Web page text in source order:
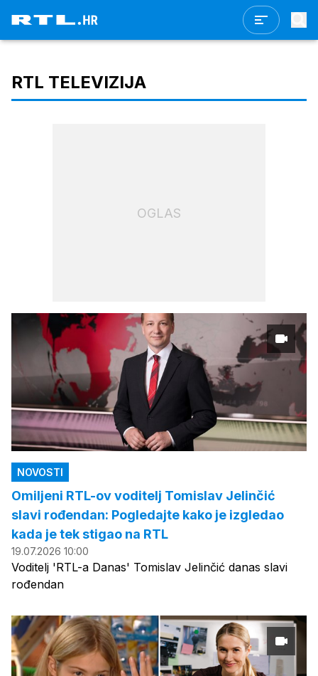
RTL TELEVIZIJA
OGLAS
NOVOSTI
Omiljeni RTL-ov voditelj Tomislav Jelinčić
slavi rođendan: Pogledajte kako je izgledao
kada je tek stigao na RTL
19.07.2026 10:00
Voditelj 'RTL-a Danas' Tomislav Jelinčić danas slavi
rođendan